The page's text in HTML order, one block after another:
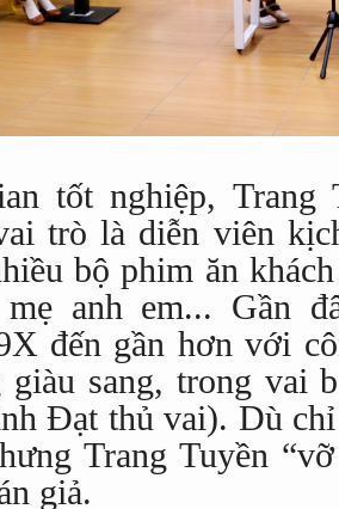
tốt nghiệp, Trang
trò là diễn viên
bộ phim ăn
anh em... Gần
đến gần hơn với
giàu sang, trong vai
Đạt thủ vai). Dù
Trang Tuyền
giả.